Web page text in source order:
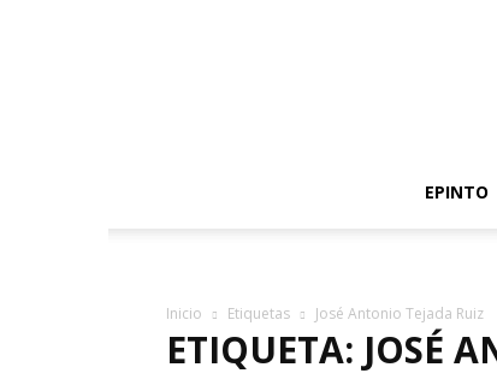
EPINTO
Inicio Etiquetas José Antonio Tejada Ruiz
ETIQUETA: JOSÉ